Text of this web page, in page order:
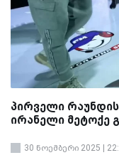
პირველი
ირანელი მეტოქე
30 ნოემბერი 2025 |